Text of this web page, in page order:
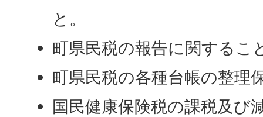
と。
町県民税の報告に関するこ
町県民税の各種台帳の整理
国民健康保険税の課税及び